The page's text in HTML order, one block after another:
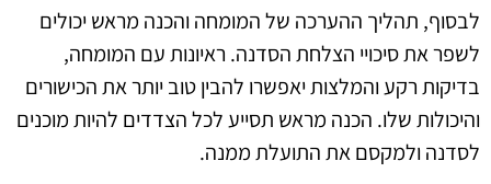
לבסוף, תהליך ההערכה של המומחה והכנה מראש יכולים
לשפר את סיכויי הצלחת הסדנה. ראיונות עם המומחה,
בדיקות רקע והמלצות יאפשרו להבין טוב יותר את הכישורים
והיכולות שלו. הכנה מראש תסייע לכל הצדדים להיות מוכנים
לסדנה ולמקסם את התועלת ממנה.